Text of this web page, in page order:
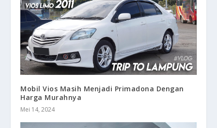
Mobil Vios Masih Menjadi Primadona Dengan
Harga Murahnya
Mei 14, 2024